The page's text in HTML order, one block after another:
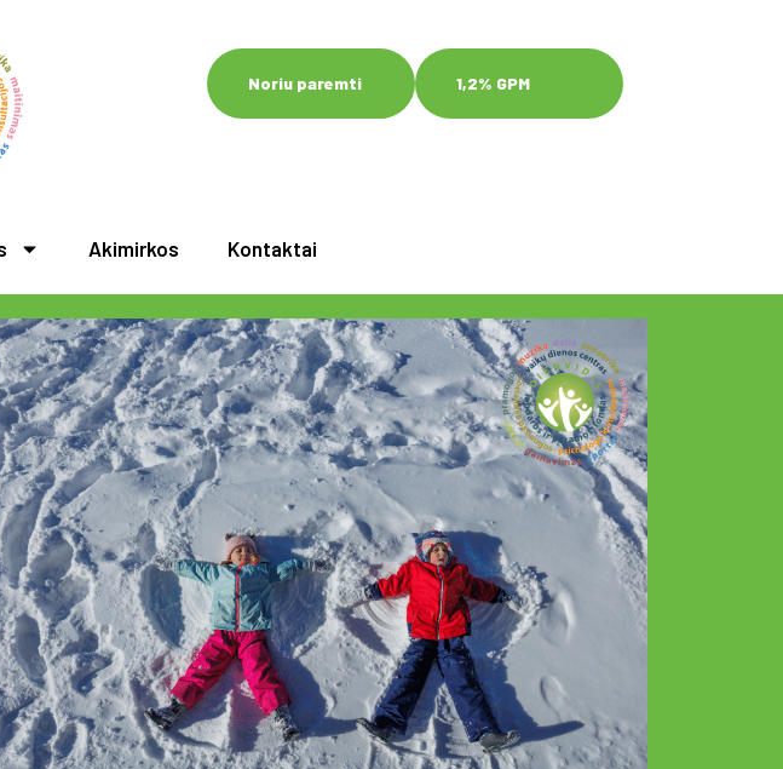
Noriu paremti 1,2% GPM
Akimirkos Kontaktai